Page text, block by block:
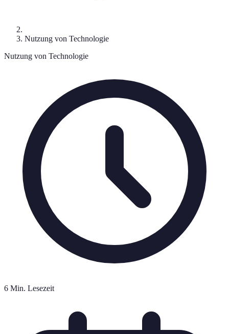
Nutzung von Technologie
Nutzung von Technologie
6 Min. Lesezeit